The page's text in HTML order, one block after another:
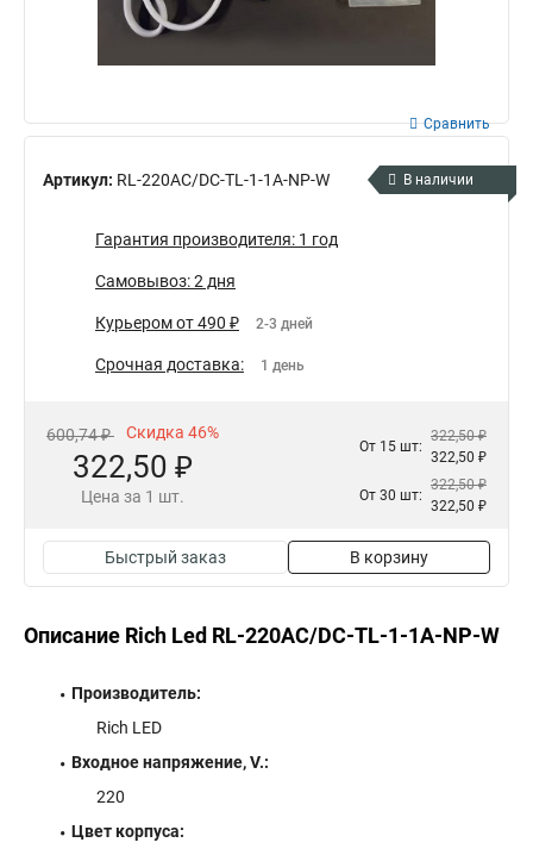
Артикул: RL-220AC/DC-TL-1-1A-NP-W
Сравнить
В наличии
Гарантия производителя: 1 год
Самовывоз: 2 дня
Курьером от 490 ₽ 2-3 дней
Срочная доставка: 1 день
600,74 ₽ Скидка 46%
322,50 ₽
Цена за 1 шт.
От 15 шт:
322,50 ₽
322,50 ₽
От 30 шт:
322,50 ₽
322,50 ₽
Быстрый заказ В корзину
Описание Rich Led RL-220AC/DC-TL-1-1A-NP-W
Производитель:
Rich LED
Входное напряжение, V.:
220
Цвет корпуса: